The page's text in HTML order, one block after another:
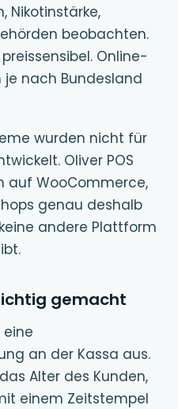
Nikotinstärke,
beobachten.
Online-
je nach Bundesland
wurden nicht für
Oliver POS
auf WooCommerce,
genau deshalb
andere Plattform
gemacht
eine
an der Kassa aus.
Alter des Kunden,
einem Zeitstempel